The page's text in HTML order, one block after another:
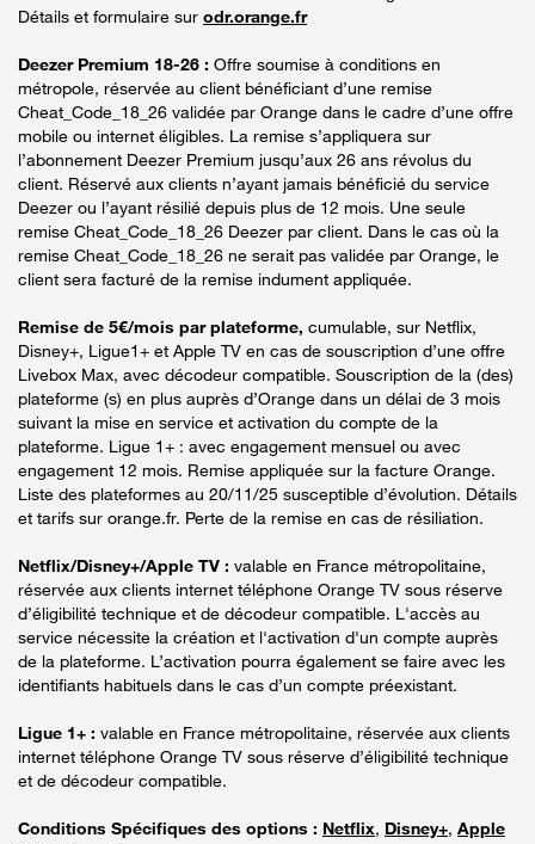
Détails et formulaire sur odr.orange.fr
Deezer Premium 18-26 : Offre soumise à conditions en
métropole, réservée au client bénéficiant d’une remise
Cheat_Code_18_26 validée par Orange dans le cadre d’une offre
mobile ou internet éligibles. La remise s’appliquera sur
l’abonnement Deezer Premium jusqu’aux 26 ans révolus du
client. Réservé aux clients n’ayant jamais bénéficié du service
Deezer ou l’ayant résilié depuis plus de 12 mois. Une seule
remise Cheat_Code_18_26 Deezer par client. Dans le cas où la
remise Cheat_Code_18_26 ne serait pas validée par Orange, le
client sera facturé de la remise indument appliquée.
Remise de 5€/mois par plateforme, cumulable, sur Netflix,
Disney+, Ligue1+ et Apple TV en cas de souscription d’une offre
Livebox Max, avec décodeur compatible. Souscription de la (des)
plateforme (s) en plus auprès d’Orange dans un délai de 3 mois
suivant la mise en service et activation du compte de la
plateforme. Ligue 1+ : avec engagement mensuel ou avec
engagement 12 mois. Remise appliquée sur la facture Orange.
Liste des plateformes au 20/11/25 susceptible d’évolution. Détails
et tarifs sur orange.fr. Perte de la remise en cas de résiliation.
Netflix/Disney+/Apple TV : valable en France métropolitaine,
réservée aux clients internet téléphone Orange TV sous réserve
d’éligibilité technique et de décodeur compatible. L'accès au
service nécessite la création et l'activation d'un compte auprès
de la plateforme. L’activation pourra également se faire avec les
identifiants habituels dans le cas d’un compte préexistant.
Ligue 1+ : valable en France métropolitaine, réservée aux clients
internet téléphone Orange TV sous réserve d’éligibilité technique
et de décodeur compatible.
Conditions Spécifiques des options : Netflix, Disney+, Apple